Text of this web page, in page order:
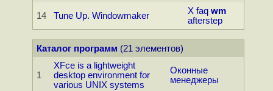
14 Tune Up. Windowmaker X faq wm
afterstep
Каталог программ (21 элементов)
1
XFce is a lightweight
desktop environment for
various UNIX systems
Оконные
менеджеры